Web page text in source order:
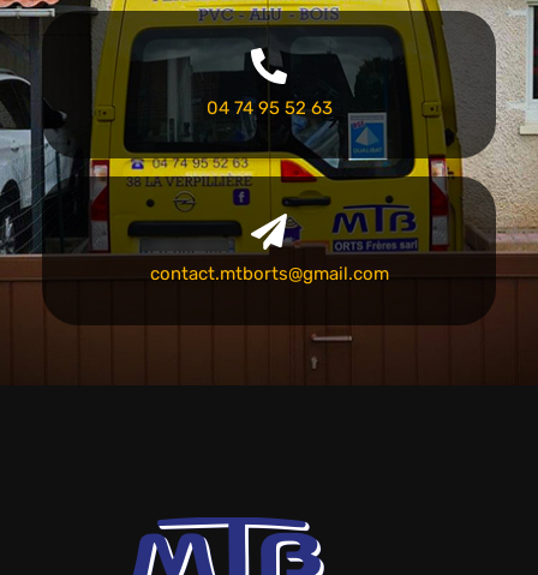
04 74 95 52 63
contact.mtborts@gmail.com